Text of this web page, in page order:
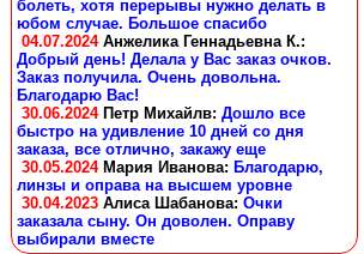
болеть, хотя перерывы нужно делать в
юбом случае. Большое спасибо
04.07.2024 Анжелика Геннадьевна К.:
Добрый день! Делала у Вас заказ очков.
Заказ получила. Очень довольна.
Благодарю Вас!
30.06.2024 Петр Михайлв: Дошло все
быстро на удивление 10 дней со дня
заказа, все отлично, закажу еще
30.05.2024 Мария Иванова: Благодарю,
линзы и оправа на высшем уровне
30.04.2023 Алиса Шабанова: Очки
заказала сыну. Он доволен. Оправу
выбирали вместе